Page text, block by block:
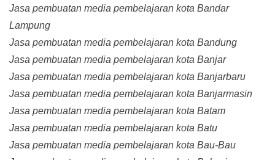
Jasa pembuatan media pembelajaran kota Bandar
Lampung
Jasa pembuatan media pembelajaran kota Bandung
Jasa pembuatan media pembelajaran kota Banjar
Jasa pembuatan media pembelajaran kota Banjarbaru
Jasa pembuatan media pembelajaran kota Banjarmasin
Jasa pembuatan media pembelajaran kota Batam
Jasa pembuatan media pembelajaran kota Batu
Jasa pembuatan media pembelajaran kota Bau-Bau